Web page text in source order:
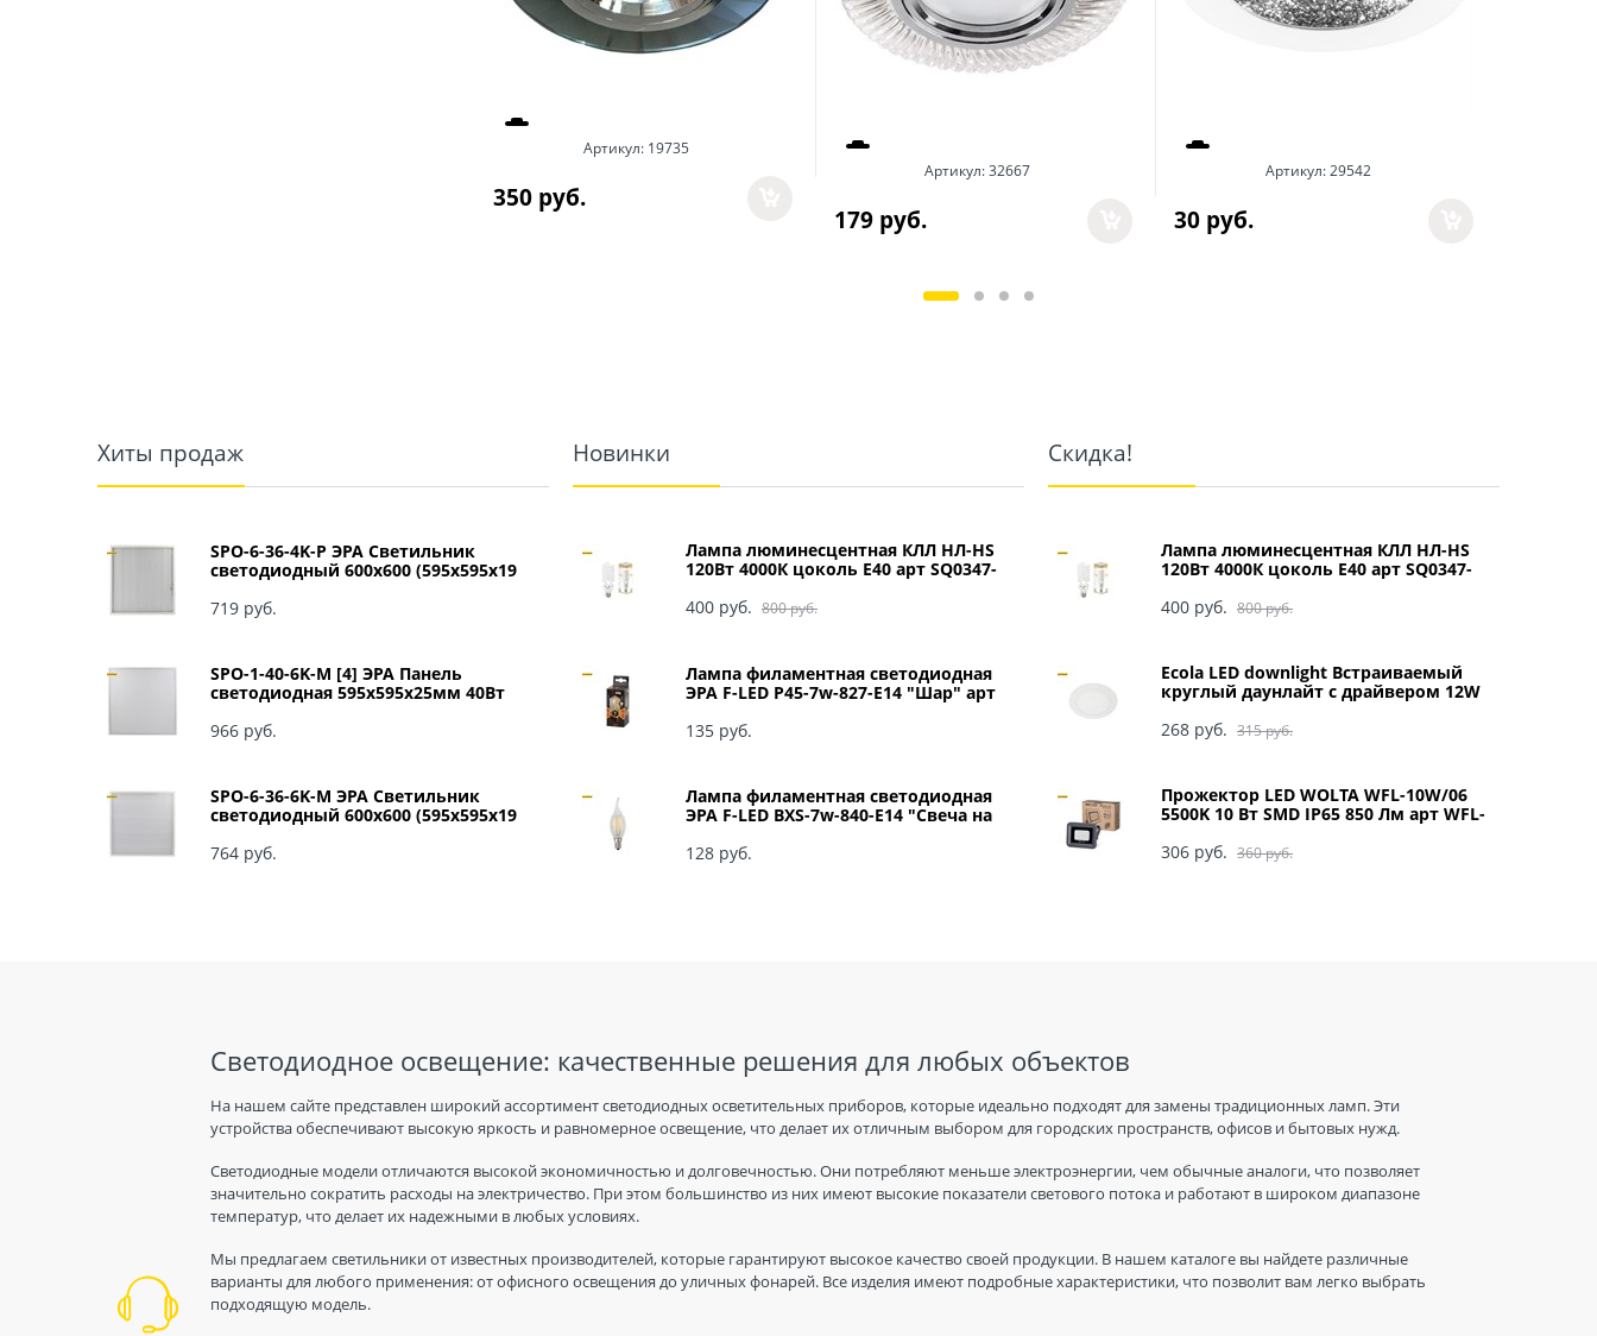
Артикул: 19735
350 руб.
Артикул:32667
179 руб.
Артикул:29542
30 руб.
Хиты продаж
SPO-6-36-4K-P ЭРА Светильник
светодиодный 600х600 (595x595x19
Призма Б0039057
719 руб.
SPO-1-40-6K-M [4] ЭРА Панель
светодиодная 595x595x25мм 40Вт
966 руб.
SPO-6-36-6K-M ЭРА Светильник
светодиодный 600х600 (595x595x19
Матовый Б0039318
764 руб.
Новинки
Лампа люминесцентная КЛЛ НЛ-HS
120Вт 4000К цоколь Е40 арт SQ0347-
800 руб.
400 руб.
Лампа филаментная светодиодная
ЭРА F-LED P45-7w-827-E14 "Шар" арт
135 руб.
Лампа филаментная светодиодная
ЭРА F-LED BXS-7w-840-E14 "Свеча на
128 руб.
Скидка!
Лампа люминесцентная КЛЛ НЛ-HS
120Вт 4000К цоколь Е40 арт SQ0347-
800 руб.
400 руб.
Ecola LED downlight Встраиваемый
круглый даунлайт с драйвером 12W
315 руб.
268 руб.
Прожектор LED WOLTA WFL-10W/06
5500K 10 Вт SMD IP65 850 Лм арт WFL-
360 руб.
306 руб.
Светодиодное освещение: качественные решения для любых объектов
На нашем сайте представлен широкий ассортимент светодиодных осветительных приборов, которые идеально подходят для замены традиционных ламп. Эти
устройства обеспечивают высокую яркость и равномерное освещение, что делает их отличным выбором для городских пространств, офисов и бытовых нужд.
Светодиодные модели отличаются высокой экономичностью и долговечностью. Они потребляют меньше электроэнергии, чем обычные аналоги, что позволяет
значительно сократить расходы на электричество. При этом большинство из них имеют высокие показатели светового потока и работают в широком диапазоне
температур, что делает их надежными в любых условиях.
Мы предлагаем светильники от известных производителей, которые гарантируют высокое качество своей продукции. В нашем каталоге вы найдете различные
варианты для любого применения: от офисного освещения до уличных фонарей. Все изделия имеют подробные характеристики, что позволит вам легко выбрать
подходящую модель.